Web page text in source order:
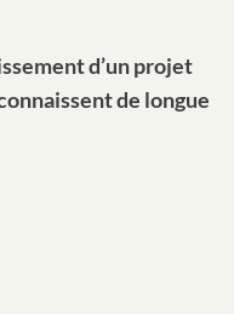
d’un projet
de longue